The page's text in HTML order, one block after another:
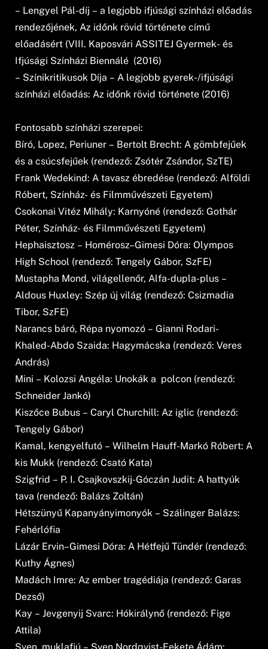
– Lengyel Pál-díj – a legjobb ifjúsági színházi előadás
rendezőjének, Az időnk rövid története című
előadásért (VIII. Kaposvári ASSITEJ Gyermek- és
Ifjúsági Színházi Biennálé (2016)
– Színikritikusok Díja – A legjobb gyerek-/ifjúsági
színházi előadás: Az időnk rövid története (2016)
Fontosabb színházi szerepei:
Bíró, Lopez, Periuner – Bertolt Brecht: A gömbfejűek
és a csúcsfejűek (rendező: Zsótér Zsándor, SzTE)
Frank Wedekind: A tavasz ébredése (rendező: Alföldi
Róbert, Színház- és Filmművészeti Egyetem)
Csokonai Vitéz Mihály: Karnyóné (rendező: Gothár
Péter, Színház- és Filmművészeti Egyetem)
Hephaisztosz – Homérosz–Gimesi Dóra: Olympos
High School (rendező: Tengely Gábor, SzFE)
Mustapha Mond, világellenőr, Alfa-dupla-plus –
Aldous Huxley: Szép új világ (rendező: Csizmadia
Tibor, SzFE)
Narancs báró, Répa nyomozó – Gianni Rodari-
Khaled-Abdo Szaida: Hagymácska (rendező: Veres
András)
Mini – Kolozsi Angéla: Unokák a polcon (rendező:
Schneider Jankó)
Kiszőce Bubus – Caryl Churchill: Az iglic (rendező:
Tengely Gábor)
Kamal, kengyelfutó – Wilhelm Hauff-Markó Róbert: A
kis Mukk (rendező: Csató Kata)
Szigfrid – P. I. Csajkovszkij-Góczán Judit: A hattyúk
tava (rendező: Balázs Zoltán)
Hétszünyű Kapanyányimonyók – Szálinger Balázs:
Fehérlófia
Lázár Ervin–Gimesi Dóra: A Hétfejű Tündér (rendező:
Kuthy Ágnes)
Madách Imre: Az ember tragédiája (rendező: Garas
Dezső)
Kay – Jevgenyij Svarc: Hókirálynő (rendező: Fige
Attila)
Sven, muklafiú – Sven Nordqvist-Fekete Ádám: